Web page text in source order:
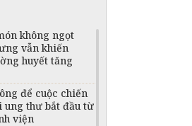
không ngọt
vẫn khiến
huyết tăng
để cuộc chiến
ung thư bắt đầu từ
viện